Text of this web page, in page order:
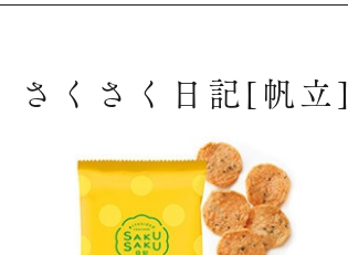
さくさく日記[帆立]